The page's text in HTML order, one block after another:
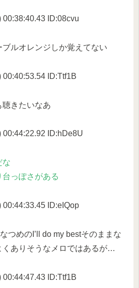
ID:08cvu
ルオレンジしか覚えてない
ID:Ttf1B
聴きたいなあ
00:44:22.92 ID:hDe8U
な
っぽさがある
ID:eIQop
つめのI’ll do my bestそのままな
くありそうなメロではあるが…
ID:Ttf1B